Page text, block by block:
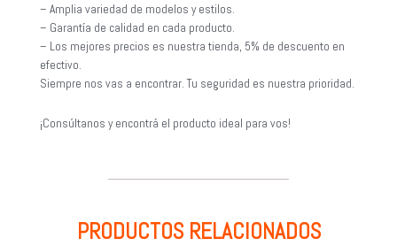
– Amplia variedad de modelos y estilos.
– Garantía de calidad en cada producto.
– Los mejores precios es nuestra tienda, 5% de descuento en
efectivo.
Siempre nos vas a encontrar. Tu seguridad es nuestra prioridad.
¡Consúltanos y encontrá el producto ideal para vos!
PRODUCTOS RELACIONADOS